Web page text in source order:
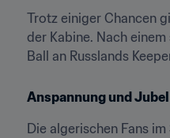
Trotz einiger Chancen
der Kabine. Nach
Ball an Russlands
Anspannung und Jubel
Die algerischen Fans